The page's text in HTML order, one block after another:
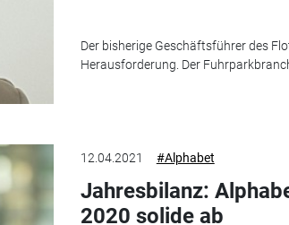
Der bisherige Geschäftsführer des
Herausforderung. Der
12.04.2021 #Alphabet
Jahresbilanz:
2020 solide ab